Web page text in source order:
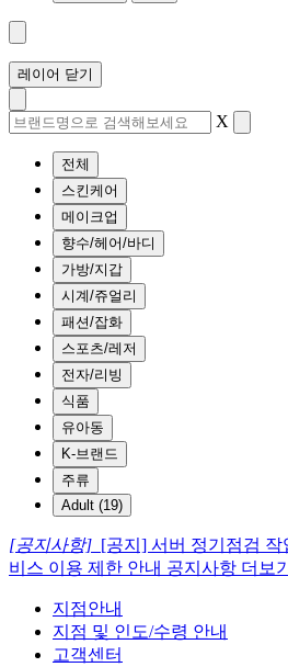
레이어 닫기
X
전체
스킨케어
메이크업
향수/헤어/바디
가방/지갑
시계/쥬얼리
패션/잡화
스포츠/레저
전자/리빙
식품
유아동
K-브랜드
주류
Adult (19)
[공지사항] [공지] 서버 정기점검 작
비스 이용 제한 안내 공지사항 더보기
지점안내
지점 및 인도/수령 안내
고객센터